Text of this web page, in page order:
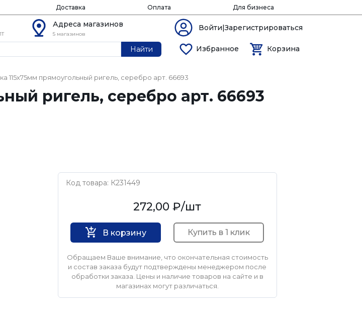
Доставка Оплата Для бизнеса
Адреса магазинов
5 магазинов
Войти|Зарегистрироваться
Найти Избранное Корзина
115х75мм прямоугольный ригель, серебро арт. 66693
ригель, серебро арт. 66693
Код товара: К231449
272,00 ₽/шт
В корзину Купить в 1 клик
Обращаем Ваше внимание, что окончательная стоимость
и состав заказа будут подтверждены менеджером после
обработки заказа. Цены и наличие товаров на сайте и в
магазинах могут различаться.